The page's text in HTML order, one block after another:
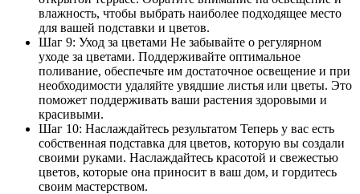
влажность, чтобы выбрать наиболее подходящее место
для вашей подставки и цветов.
Шаг 9: Уход за цветами Не забывайте о регулярном
уходе за цветами. Поддерживайте оптимальное
поливание, обеспечьте им достаточное освещение и при
необходимости удаляйте увядшие листья или цветы. Это
поможет поддерживать ваши растения здоровыми и
красивыми.
Шаг 10: Наслаждайтесь результатом Теперь у вас есть
собственная подставка для цветов, которую вы создали
своими руками. Наслаждайтесь красотой и свежестью
цветов, которые она приносит в ваш дом, и гордитесь
своим мастерством.